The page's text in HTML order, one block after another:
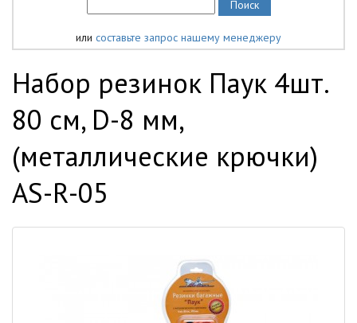
или составьте запрос нашему менеджеру
Набор резинок Паук 4шт.
80 см, D-8 мм,
(металлические крючки)
AS-R-05